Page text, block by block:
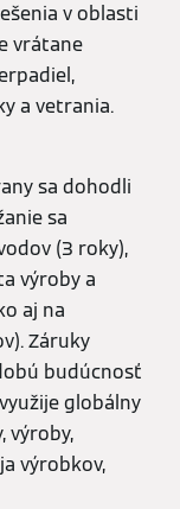
v oblasti
vrátane
a vetrania.
sa dohodli
sa
(3 roky),
výroby a
aj na
Záruky
budúcnosť
globálny
výroby,
výrobkov,